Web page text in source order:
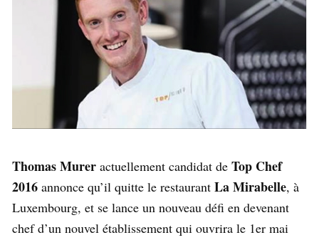
Thomas Murer actuellement candidat de Top Chef
2016 annonce qu’il quitte le restaurant La Mirabelle, à
Luxembourg, et se lance un nouveau défi en devenant
chef d’un nouvel établissement qui ouvrira le 1er mai